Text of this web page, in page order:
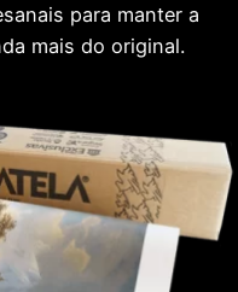
para manter a
mais do original.